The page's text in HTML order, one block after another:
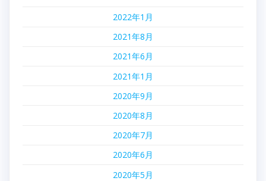
2022年1月
2021年8月
2021年6月
2021年1月
2020年9月
2020年8月
2020年7月
2020年6月
2020年5月